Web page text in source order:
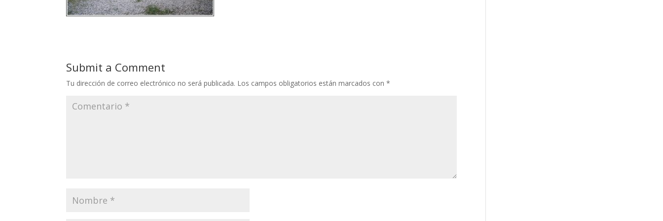
Submit a Comment
Tu dirección de correo electrónico no será publicada. Los campos obligatorios están marcados con*